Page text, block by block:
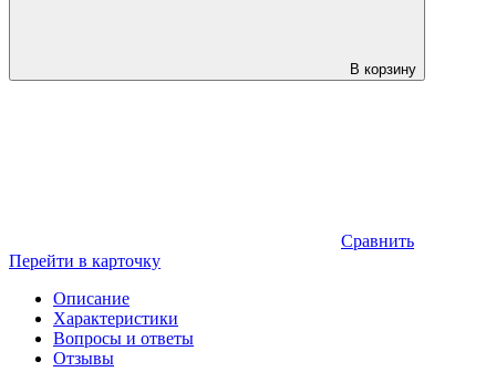
В корзину
Сравнить
Перейти в карточку
Описание
Характеристики
Вопросы и ответы
Отзывы